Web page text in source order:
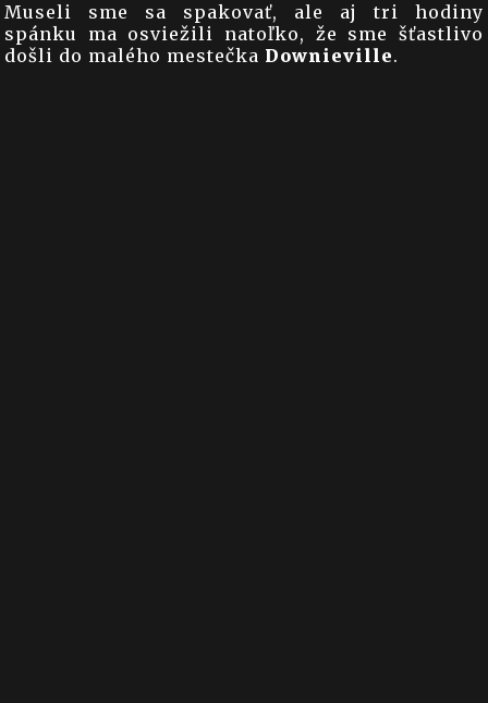
Museli sme sa spakovať, ale aj tri hodiny
spánku ma osviežili natoľko, že sme šťastlivo
došli do malého mestečka Downieville.